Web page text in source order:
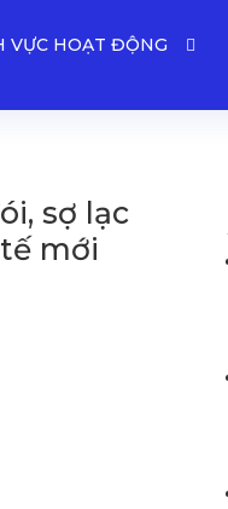
VỰC HOẠT ĐỘNG
sợ lạc
mới